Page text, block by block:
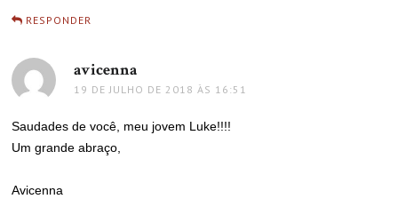
RESPONDER
avicenna
19 DE JULHO DE 2018 ÀS 16:51
Saudades de você, meu jovem Luke!!!!
Um grande abraço,
Avicenna